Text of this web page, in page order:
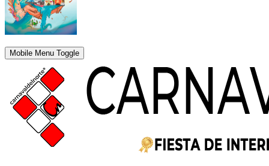
Mobile Menu Toggle